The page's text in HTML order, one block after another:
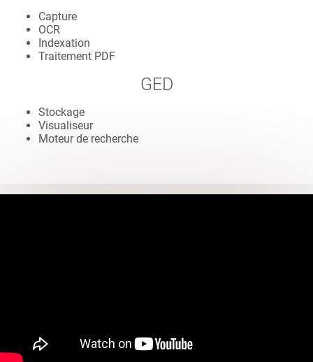
Capture
OCR
Indexation
Traitement PDF
GED
Stockage
Visualiseur
Moteur de recherche